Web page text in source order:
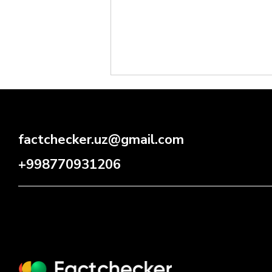
factchecker.uz@gmail.com
+998770931206